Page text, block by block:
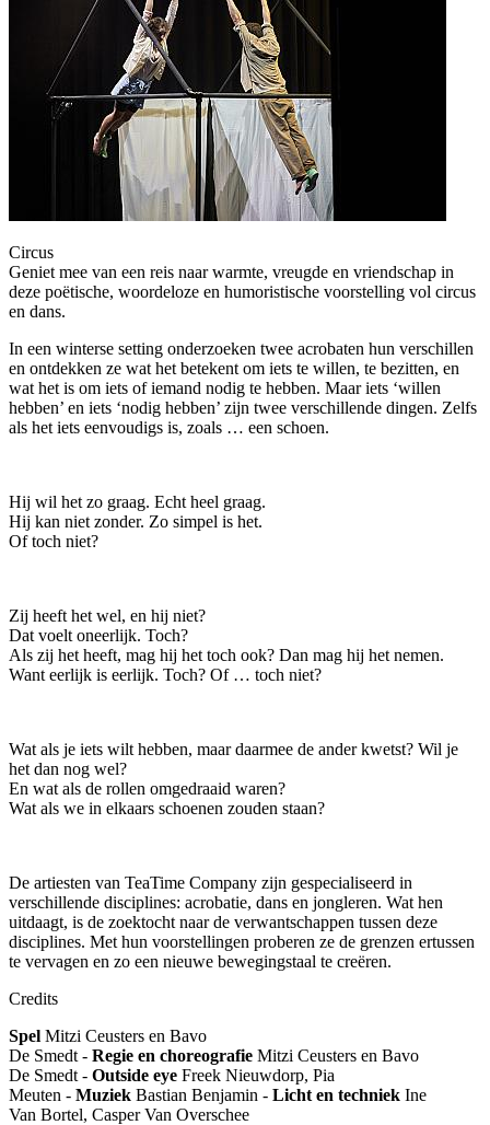
Circus
Geniet mee van een reis naar warmte, vreugde en vriendschap in
deze poëtische, woordeloze en humoristische voorstelling vol circus
en dans.
In een winterse setting onderzoeken twee acrobaten hun verschillen
en ontdekken ze wat het betekent om iets te willen, te bezitten, en
wat het is om iets of iemand nodig te hebben. Maar iets ‘willen
hebben’ en iets ‘nodig hebben’ zijn twee verschillende dingen. Zelfs
als het iets eenvoudigs is, zoals … een schoen.
Hij wil het zo graag. Echt heel graag.
Hij kan niet zonder. Zo simpel is het.
Of toch niet?
Zij heeft het wel, en hij niet?
Dat voelt oneerlijk. Toch?
Als zij het heeft, mag hij het toch ook? Dan mag hij het nemen.
Want eerlijk is eerlijk. Toch? Of … toch niet?
Wat als je iets wilt hebben, maar daarmee de ander kwetst? Wil je
het dan nog wel?
En wat als de rollen omgedraaid waren?
Wat als we in elkaars schoenen zouden staan?
De artiesten van TeaTime Company zijn gespecialiseerd in
verschillende disciplines: acrobatie, dans en jongleren. Wat hen
uitdaagt, is de zoektocht naar de verwantschappen tussen deze
disciplines. Met hun voorstellingen proberen ze de grenzen ertussen
te vervagen en zo een nieuwe bewegingstaal te creëren.
Credits
Spel Mitzi Ceusters en Bavo
De Smedt - Regie en choreografie Mitzi Ceusters en Bavo
De Smedt - Outside eye Freek Nieuwdorp, Pia
Meuten - Muziek Bastian Benjamin - Licht en techniek Ine
Van Bortel, Casper Van Overschee